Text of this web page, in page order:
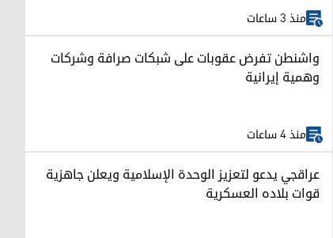
منذ 3 ساعات
واشنطن تفرض عقوبات على شبكات صرافة وشركات
وهمية إيرانية
منذ 4 ساعات
عراقجي يدعو لتعزيز الوحدة الإسلامية ويعلن جاهزية
قوات بلاده العسكرية